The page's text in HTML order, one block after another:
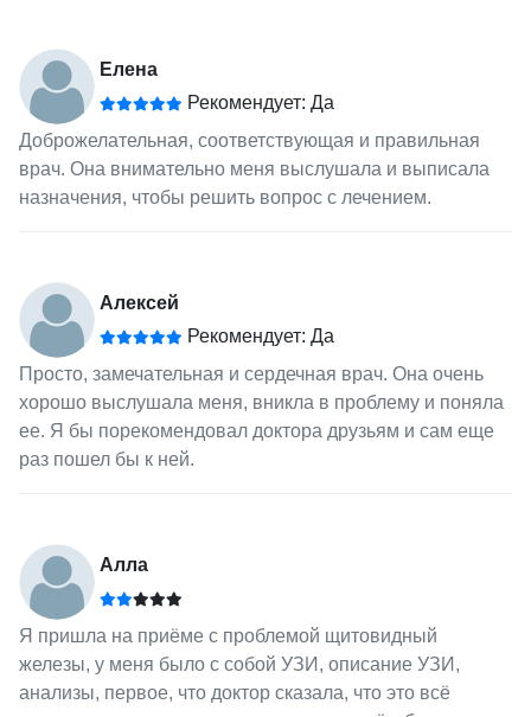
Елена
Рекомендует: Да
Доброжелательная, соответствующая и правильная
врач. Она внимательно меня выслушала и выписала
назначения, чтобы решить вопрос с лечением.
Алексей
Рекомендует: Да
Просто, замечательная и сердечная врач. Она очень
хорошо выслушала меня, вникла в проблему и поняла
ее. Я бы порекомендовал доктора друзьям и сам еще
раз пошел бы к ней.
Алла
Я пришла на приёме с проблемой щитовидный
железы, у меня было с собой УЗИ, описание УЗИ,
анализы, первое, что доктор сказала, что это всё